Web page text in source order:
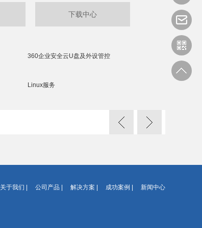
下载中心
360企业安全云U盘及外设管控
Linux服务
关于我们 公司产品 解决方案 成功案例 新闻中心